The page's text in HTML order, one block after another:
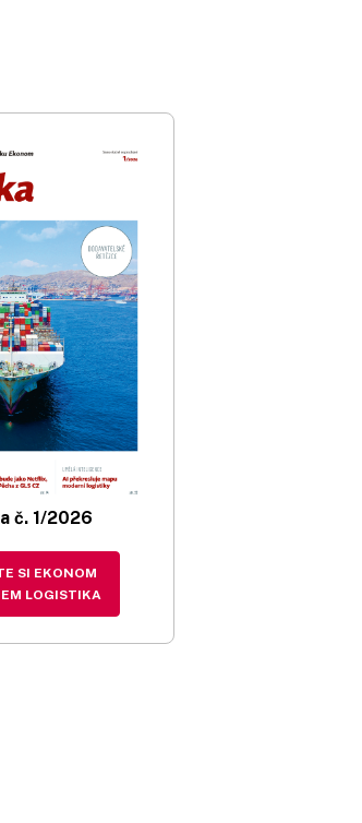
č. 1/2026
SI EKONOM
LOGISTIKA